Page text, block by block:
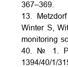
367–369.
13.
Winter S,
monitoring
40. № 1. P.
1394/40/1/